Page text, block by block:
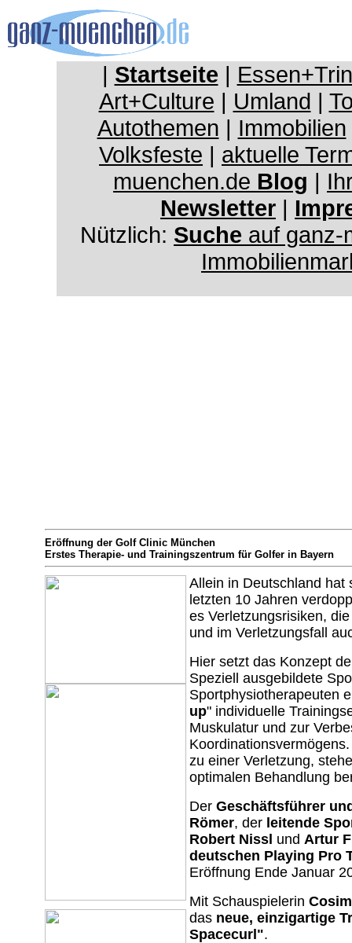
| Startseite |
Art+Culture | Umland |
Autothemen | Immobilien
Volksfeste | aktuelle
muenchen.de Blog |
Newsletter |
Nützlich: Suche auf ganz-
Eröffnung der Golf Clinic München
Erstes Therapie- und Trainingszentrum für Golfer in Bayern
Allein in Deutschland hat
letzten 10 Jahren
es Verletzungsrisiken,
und im Verletzungsfall
Hier setzt das Konzept
Speziell ausgebildete
Sportphysiotherapeuten
up" individuelle
Muskulatur und zur
zu einer Verletzung,
optimalen Behandlung
Der Geschäftsführer
Römer, der leitende
Robert Nissl und Artur
deutschen Playing Pro
Eröffnung Ende Januar
Mit Schauspielerin
das neue, einzigartige
Spacecurl".